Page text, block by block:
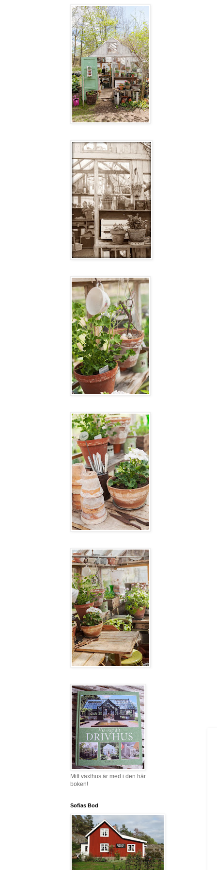
Mitt växthus är med i den här
boken!
Sofias Bod